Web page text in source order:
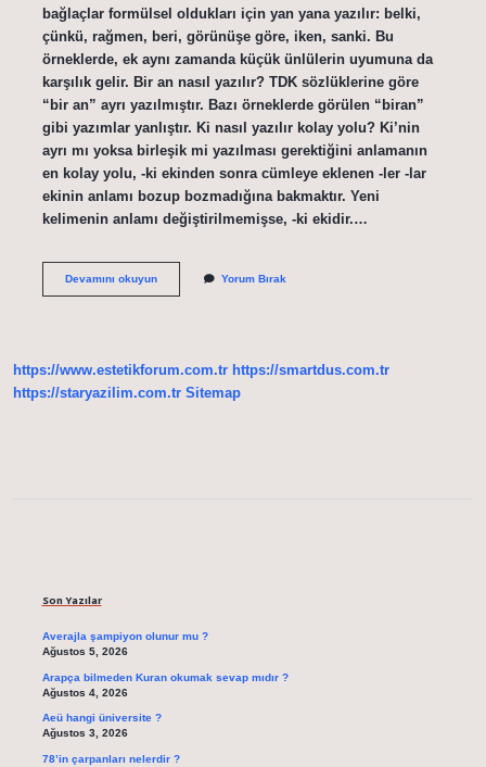
bağlaçlar formülsel oldukları için yan yana yazılır: belki,
çünkü, rağmen, beri, görünüşe göre, iken, sanki. Bu
örneklerde, ek aynı zamanda küçük ünlülerin uyumuna da
karşılık gelir. Bir an nasıl yazılır? TDK sözlüklerine göre
“bir an” ayrı yazılmıştır. Bazı örneklerde görülen “biran”
gibi yazımlar yanlıştır. Ki nasıl yazılır kolay yolu? Ki’nin
ayrı mı yoksa birleşik mi yazılması gerektiğini anlamanın
en kolay yolu, -ki ekinden sonra cümleye eklenen -ler -lar
ekinin anlamı bozup bozmadığına bakmaktır. Yeni
kelimenin anlamı değiştirilmemişse, -ki ekidir.…
Devamını okuyunAdamsendecilikYorum Bırak
https://www.estetikforum.com.tr https://smartdus.com.tr
https://staryazilim.com.tr Sitemap
Son Yazılar
Averajla şampiyon olunur mu ?
Ağustos 5, 2026
Arapça bilmeden Kuran okumak sevap mıdır ?
Ağustos 4, 2026
Aeü hangi üniversite ?
Ağustos 3, 2026
78’in çarpanları nelerdir ?